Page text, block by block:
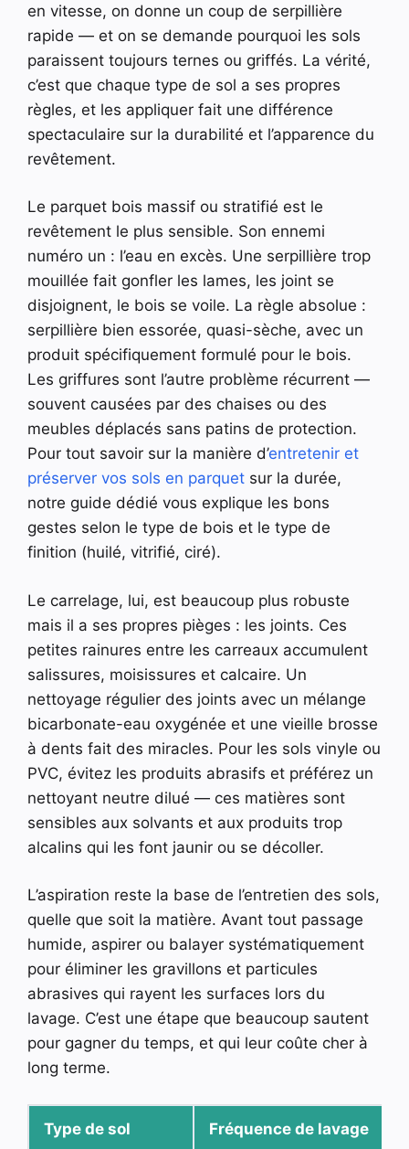
en vitesse, on donne un coup de serpillière
rapide — et on se demande pourquoi les sols
paraissent toujours ternes ou griffés. La vérité,
c’est que chaque type de sol a ses propres
règles, et les appliquer fait une différence
spectaculaire sur la durabilité et l’apparence du
revêtement.
Le parquet bois massif ou stratifié est le
revêtement le plus sensible. Son ennemi
numéro un : l’eau en excès. Une serpillière trop
mouillée fait gonfler les lames, les joint se
disjoignent, le bois se voile. La règle absolue :
serpillière bien essorée, quasi-sèche, avec un
produit spécifiquement formulé pour le bois.
Les griffures sont l’autre problème récurrent —
souvent causées par des chaises ou des
meubles déplacés sans patins de protection.
Pour tout savoir sur la manière d’entretenir et
préserver vos sols en parquet sur la durée,
notre guide dédié vous explique les bons
gestes selon le type de bois et le type de
finition (huilé, vitrifié, ciré).
Le carrelage, lui, est beaucoup plus robuste
mais il a ses propres pièges : les joints. Ces
petites rainures entre les carreaux accumulent
salissures, moisissures et calcaire. Un
nettoyage régulier des joints avec un mélange
bicarbonate-eau oxygénée et une vieille brosse
à dents fait des miracles. Pour les sols vinyle ou
PVC, évitez les produits abrasifs et préférez un
nettoyant neutre dilué — ces matières sont
sensibles aux solvants et aux produits trop
alcalins qui les font jaunir ou se décoller.
L’aspiration reste la base de l’entretien des sols,
quelle que soit la matière. Avant tout passage
humide, aspirer ou balayer systématiquement
pour éliminer les gravillons et particules
abrasives qui rayent les surfaces lors du
lavage. C’est une étape que beaucoup sautent
pour gagner du temps, et qui leur coûte cher à
long terme.
Type de sol Fréquence de lavage